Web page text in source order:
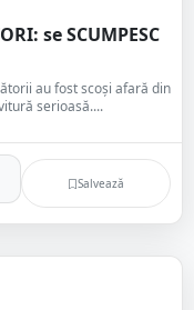
se SCUMPESC
au fost scoși afară din
serioasă....
Salvează